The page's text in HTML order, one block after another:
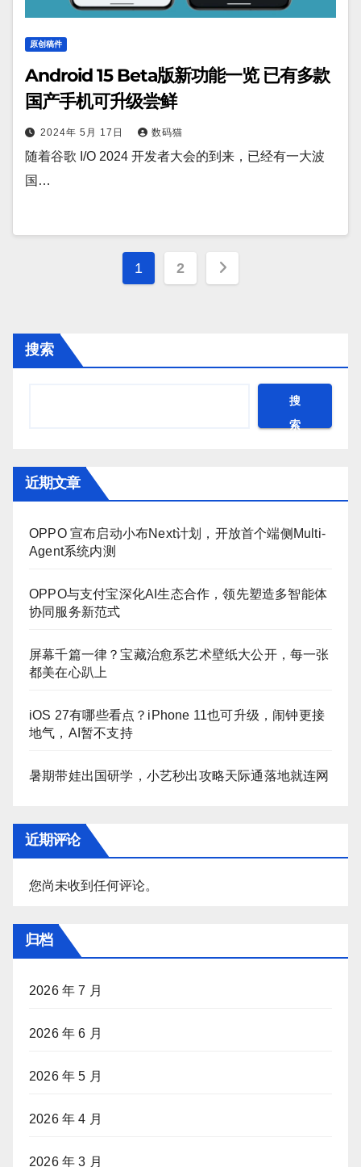
原创稿件
Android 15 Beta版新功能一览 已有多款
国产手机可升级尝鲜
2024年 5月 17日 数码猫
随着谷歌 I/O 2024 开发者大会的到来，已经有一大波
国…
文
页
1 2
搜索
搜
索
近期文章
OPPO 宣布启动小布Next计划，开放首个端侧Multi-
Agent系统内测
OPPO与支付宝深化AI生态合作，领先塑造多智能体
协同服务新范式
屏幕千篇一律？宝藏治愈系艺术壁纸大公开，每一张
都美在心趴上
iOS 27有哪些看点？iPhone 11也可升级，闹钟更接
地气，AI暂不支持
暑期带娃出国研学，小艺秒出攻略天际通落地就连网
近期评论
您尚未收到任何评论。
归档
2026 年 7 月
2026 年 6 月
2026 年 5 月
2026 年 4 月
2026 年 3 月